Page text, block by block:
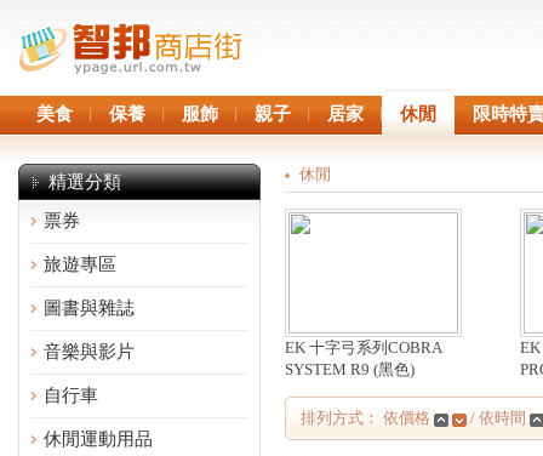
美食 保養 服飾 親子 居家 休閒 限時特
精選分類
票券
旅遊專區
圖書與雜誌
音樂與影片
自行車
休閒運動用品
休閒
EK 十字弓系列COBRA
SYSTEM R9 (黑色)
排列方式： 依價格 / 依時間